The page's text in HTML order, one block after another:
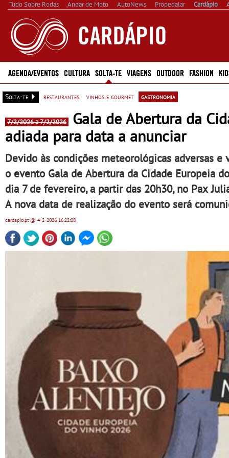
Tudo Sobre Rodas Andar de Moto AutoNews Propedalar Cardápio
AGENDA/EVENTOS CULTURA SOLTA-TE VIAGENS OUTDOOR FASHION
Solta-te restaurantes vinhos e gourmet gastronomia
7/2/2026 a 7/2/2026
Gala de Abertura da
adiada para data a anunciar
Devido às condições meteorológicas adversas
o evento Gala de Abertura da Cidade Europeia
dia 7 de fevereiro, a partir das 20h30, no Pax
A nova data de realização do evento será
cardapio.pt@ 4-2-2026 16:22:08